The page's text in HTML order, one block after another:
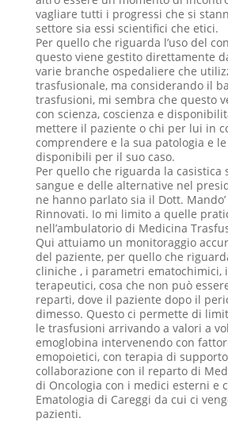
vagliare tutti i progressi che si
settore sia essi scientifici che etici.
Per quello che riguarda l’uso del
questo viene gestito direttamente
varie branche ospedaliere che
trasfusionale, ma considerando il
trasfusioni, mi sembra che questo
con scienza, coscienza e
mettere il paziente o chi per lui in
comprendere e la sua patologia e
disponibili per il suo caso.
Per quello che riguarda la casistica
sangue e delle alternative nel
ne hanno parlato sia il Dott.
Rinnovati. Io mi limito a quelle
nell’ambulatorio di Medicina
Qui attuiamo un monitoraggio
del paziente, per quello che
cliniche , i parametri ematochimici,
terapeutici, cosa che non può
reparti, dove il paziente dopo il
dimesso. Questo ci permette di
le trasfusioni arrivando a valori a
emoglobina intervenendo con
emopoietici, con terapia di
collaborazione con il reparto di
di Oncologia con i medici esterni e
Ematologia di Careggi da cui ci
pazienti.